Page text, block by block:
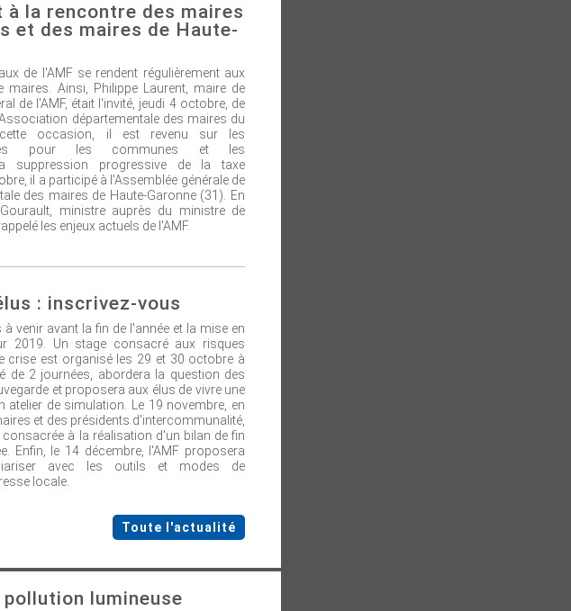
à la rencontre des maires
et des maires de Haute-
de l'AMF se rendent régulièrement aux
maires. Ainsi, Philippe Laurent, maire de
de l'AMF, était l'invité, jeudi 4 octobre, de
départementale des maires du
cette occasion, il est revenu sur les
pour les communes et les
suppression progressive de la taxe
il a participé à l'Assemblée générale de
des maires de Haute-Garonne (31). En
ministre auprès du ministre de
les enjeux actuels de l'AMF.
: inscrivez-vous
venir avant la fin de l'année et la mise en
2019. Un stage consacré aux risques
crise est organisé les 29 et 30 octobre à
de 2 journées, abordera la question des
et proposera aux élus de vivre une
atelier de simulation. Le 19 novembre, en
et des présidents d'intercommunalité,
à la réalisation d'un bilan de fin
Enfin, le 14 décembre, l'AMF proposera
avec les outils et modes de
locale.
Toute l'actualité
lumineuse